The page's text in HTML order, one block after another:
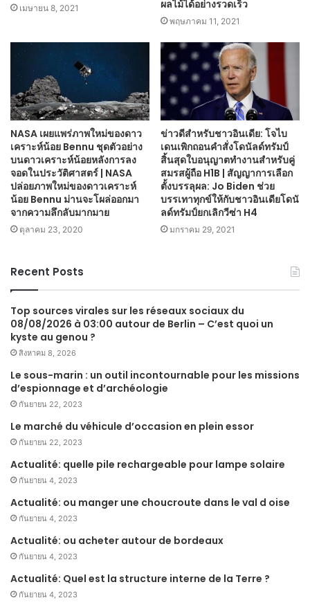
เมษายน 8, 2021
ผลไม้ได้อย่างรวดเร็ว
พฤษภาคม 11, 2021
NASA เผยแพร่ภาพใหม่ของดาว
เคราะห์น้อย Bennu ชุดตัวอย่าง
บนดาวเคราะห์น้อยหลังการลง
จอดในประวัติศาสตร์ | NASA
ปล่อยภาพใหม่ของดาวเคราะห์
น้อย Bennu ม่านจะโผล่ออกมา
จากความลึกลับมากมาย
ตุลาคม 23, 2020
ข่าวดีสำหรับชาวอินเดีย: โจไบ
เดนเพิกถอนคำสั่งโดนัลด์ทรัมป์
สิ้นสุดใบอนุญาตทำงานสำหรับคู่
สมรสผู้ถือ H1B | สัญญาการเลือก
ตั้งบรรลุผล: Jo Biden ช่วย
บรรเทาทุกข์ให้กับชาวอินเดียโดนั
ลด์ทรัมป์ยกเลิกวีซ่า H4
มกราคม 29, 2021
Recent Posts
Top sources virales sur les réseaux sociaux du
08/08/2026 à 03:00 autour de Berlin – C’est quoi un
kyste au genou ?
สิงหาคม 8, 2026
Le sous-marin : un outil incontournable pour les missions
d’espionnage et d’archéologie
กันยายน 22, 2023
Le marché du véhicule d’occasion en plein essor
กันยายน 22, 2023
Actualité: quelle pile rechargeable pour lampe solaire
กันยายน 4, 2023
Actualité: ou manger une choucroute dans le val d oise
กันยายน 4, 2023
Actualité: ou acheter autour de bordeaux
กันยายน 4, 2023
Actualité: Quel est la structure interne de la Terre ?
กันยายน 4, 2023